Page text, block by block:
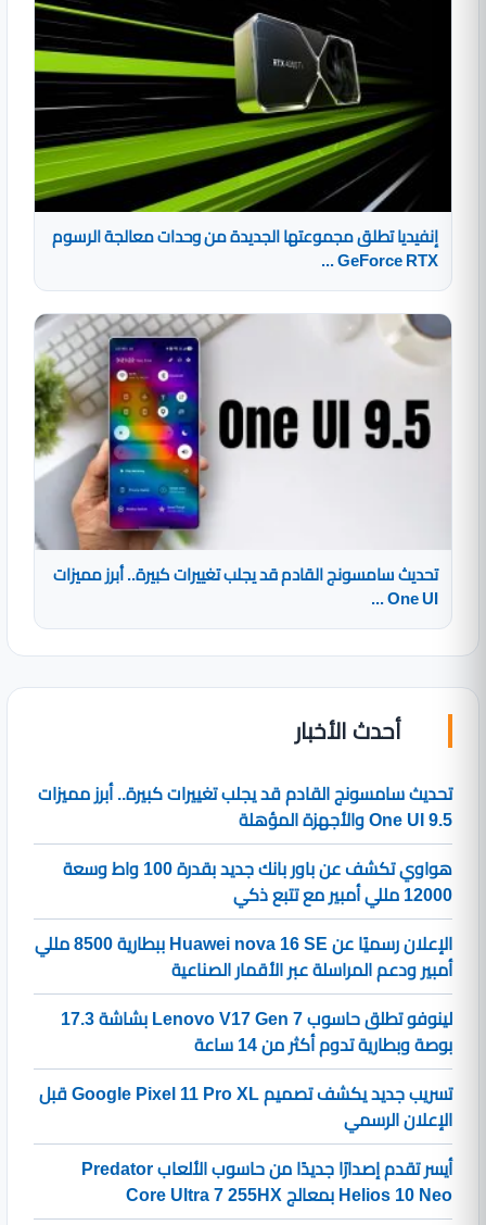
إنفيديا تطلق مجموعتها الجديدة من وحدات معالجة الرسوم
GeForce RTX ...
تحديث سامسونج القادم قد يجلب تغييرات كبيرة.. أبرز مميزات
One UI ...
أحدث الأخبار
تحديث سامسونج القادم قد يجلب تغييرات كبيرة.. أبرز مميزات
One UI 9.5 والأجهزة المؤهلة
هواوي تكشف عن باور بانك جديد بقدرة 100 واط وسعة
12000 مللي أمبير مع تتبع ذكي
الإعلان رسميًا عن Huawei nova 16 SE ببطارية 8500 مللي
أمبير ودعم المراسلة عبر الأقمار الصناعية
لينوفو تطلق حاسوب Lenovo V17 Gen 7 بشاشة 17.3
بوصة وبطارية تدوم أكثر من 14 ساعة
تسريب جديد يكشف تصميم Google Pixel 11 Pro XL قبل
الإعلان الرسمي
أيسر تقدم إصدارًا جديدًا من حاسوب الألعاب Predator
Helios 10 Neo بمعالج Core Ultra 7 255HX